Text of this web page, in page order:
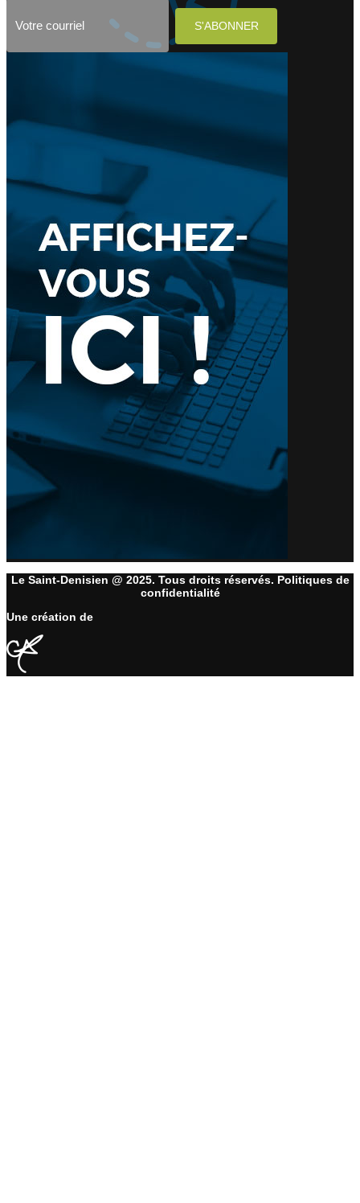
Le Saint-Denisien @ 2025. Tous droits réservés. Politiques de
confidentialité
Une création de